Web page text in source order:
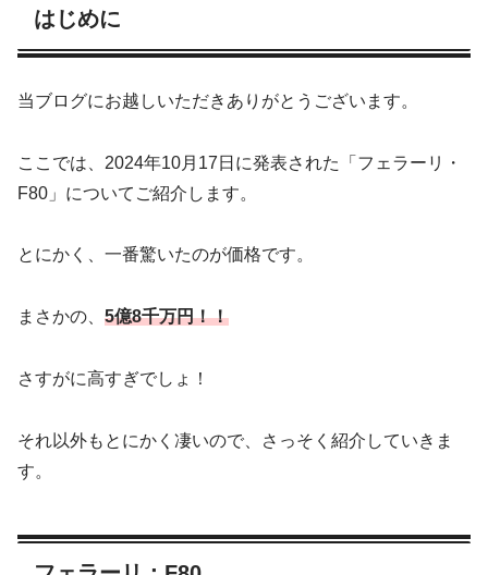
はじめに
当ブログにお越しいただきありがとうございます。
ここでは、2024年10月17日に発表された「フェラーリ・
F80」についてご紹介します。
とにかく、一番驚いたのが価格です。
まさかの、 5億8千万円！！
さすがに高すぎでしょ！
それ以外もとにかく凄いので、さっそく紹介していきま
す。